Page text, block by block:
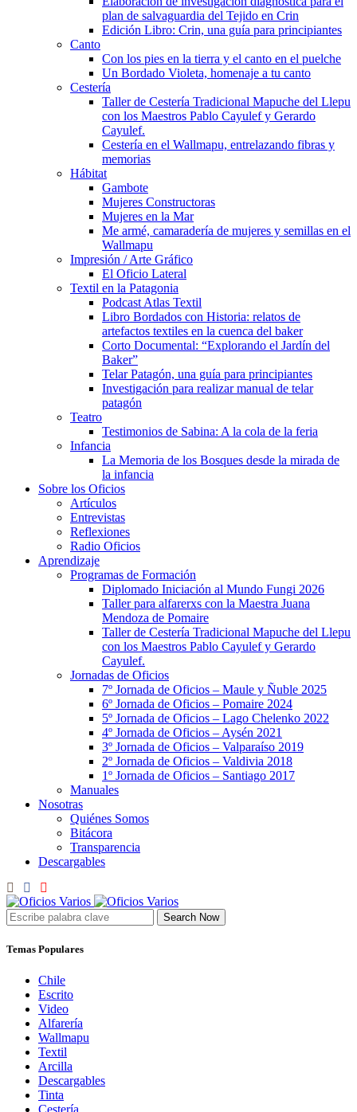
plan de salvaguardia del Tejido en Crin
Edición Libro: Crin, una guía para principiantes
Canto
Con los pies en la tierra y el canto en el puelche
Un Bordado Violeta, homenaje a tu canto
Cestería
Taller de Cestería Tradicional Mapuche del Llepu
con los Maestros Pablo Cayulef y Gerardo
Cayulef.
Cestería en el Wallmapu, entrelazando fibras y
memorias
Hábitat
Gambote
Mujeres Constructoras
Mujeres en la Mar
Me armé, camaradería de mujeres y semillas en el
Wallmapu
Impresión / Arte Gráfico
El Oficio Lateral
Textil en la Patagonia
Podcast Atlas Textil
Libro Bordados con Historia: relatos de
artefactos textiles en la cuenca del baker
Corto Documental: “Explorando el Jardín del
Baker”
Telar Patagón, una guía para principiantes
Investigación para realizar manual de telar
patagón
Teatro
Testimonios de Sabina: A la cola de la feria
Infancia
La Memoria de los Bosques desde la mirada de
la infancia
Sobre los Oficios
Artículos
Entrevistas
Reflexiones
Radio Oficios
Aprendizaje
Programas de Formación
Diplomado Iniciación al Mundo Fungi 2026
Taller para alfarerxs con la Maestra Juana
Mendoza de Pomaire
Taller de Cestería Tradicional Mapuche del Llepu
con los Maestros Pablo Cayulef y Gerardo
Cayulef.
Jornadas de Oficios
7º Jornada de Oficios – Maule y Ñuble 2025
6º Jornada de Oficios – Pomaire 2024
5º Jornada de Oficios – Lago Chelenko 2022
4º Jornada de Oficios – Aysén 2021
3º Jornada de Oficios – Valparaíso 2019
2º Jornada de Oficios – Valdivia 2018
1º Jornada de Oficios – Santiago 2017
Manuales
Nosotras
Quiénes Somos
Bitácora
Transparencia
Descargables
Search Now
Temas Populares
Chile
Escrito
Video
Alfarería
Wallmapu
Textil
Arcilla
Descargables
Tinta
Cestería